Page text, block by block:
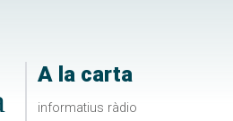
A la carta
informatius ràdio